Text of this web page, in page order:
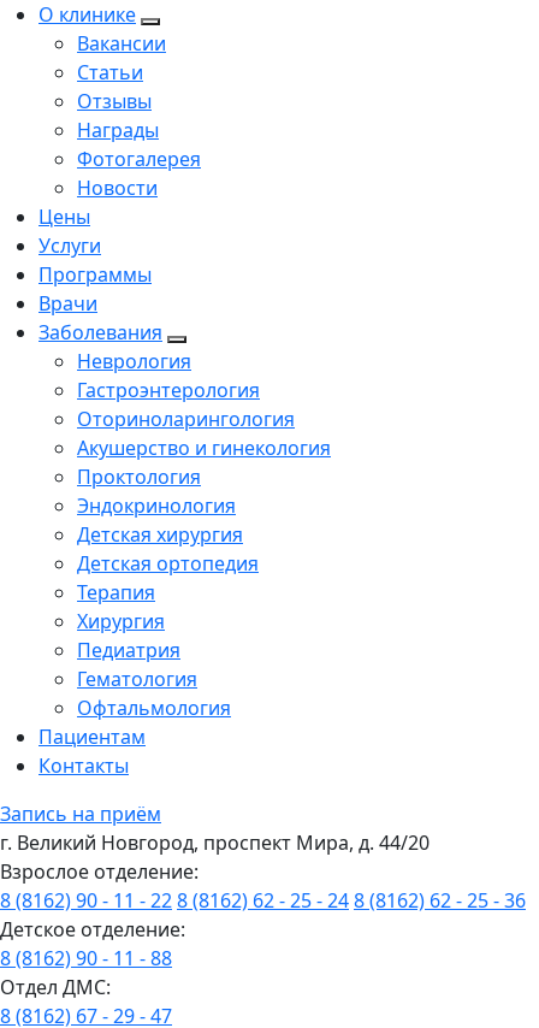
О клинике
Вакансии
Статьи
Отзывы
Награды
Фотогалерея
Новости
Цены
Услуги
Программы
Врачи
Заболевания
Неврология
Гастроэнтерология
Оториноларингология
Акушерство и гинекология
Проктология
Эндокринология
Детская хирургия
Детская ортопедия
Терапия
Хирургия
Педиатрия
Гематология
Офтальмология
Пациентам
Контакты
Запись на приём
г. Великий Новгород, проспект Мира, д. 44/20
Взрослое отделение:
8 (8162) 90 - 11 - 228 (8162) 62 - 25 - 248 (8162) 62 - 25 - 36
Детское отделение:
8 (8162) 90 - 11 - 88
Отдел ДМС:
8 (8162) 67 - 29 - 47